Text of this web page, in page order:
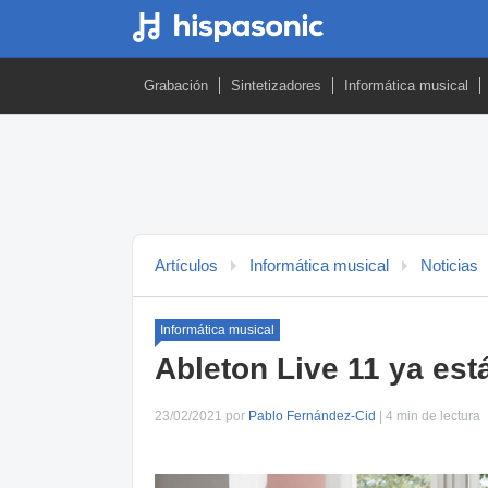
Grabación Sintetizadores Informática musical
Artículos Informática musical Noticias
Informática musical
Ableton Live 11 ya
23/02/2021 por Pablo Fernández-Cid | 4 min de lectura